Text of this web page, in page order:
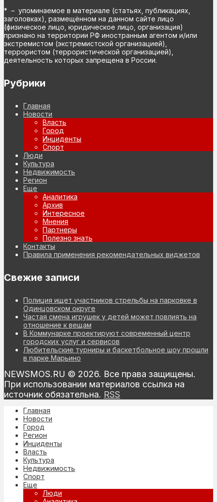
* – упоминаемое в материале (статьях, публикациях,
заголовках), размещённом на данном сайте лицо
(физическое лицо, юридическое лицо, организация)
признано на территории РФ иностранным агентом и/или
экстремистом (экстремистской организацией),
террористом (террористической организацией),
деятельность которых запрещена в России.
Рубрики
Главная
Новости
Власть
Город
Инциденты
Спорт
Люди
Культура
Недвижимость
Регион
Еще
Аналитика
Архив
Интересное
Мнения
Партнеры
Полезно знать
Контакты
Правила применения рекомендательных виджетов
Свежие записи
Полиция ищет участников стрельбы на парковке в
Одинцовском округе
Частая смена игрушек у детей может повлиять на
отношение к вещам
В Коммунарке проектируют современный центр
городских услуг и сервисов
Любительские турниры и баскетбольное шоу прошли
в парке Марьино
NEWSMOS.RU © 2026. Все права защищены.
При использовании материалов ссылка на
источник обязательна. RSS
Главная
Новости
Город
Регион
Инциденты
Власть
Культура
Недвижимость
Спорт
Еще
Люди